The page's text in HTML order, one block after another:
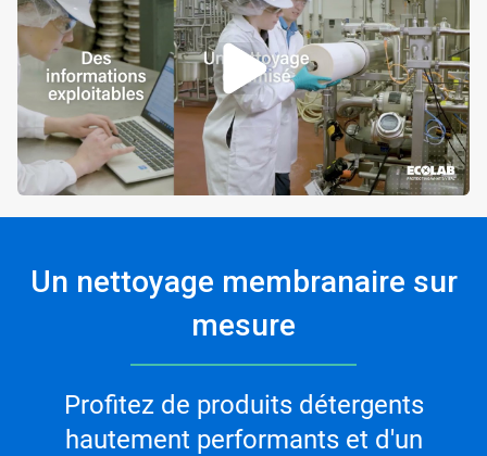
Un nettoyage membranaire sur
mesure​
Profitez de produits détergents
hautement performants et d'un